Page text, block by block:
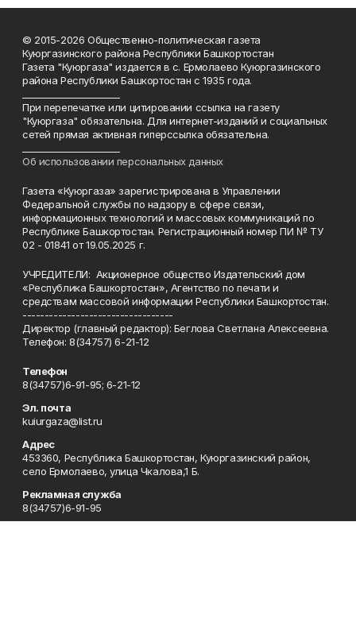
© 2015-2026 Общественно-политическая газета
Куюргазинского района Республики Башкортостан
Газета "Куюргаза" издается в с. Ермолаево Куюргазинского
района Республики Башкортостан с 1935 года.
При перепечатке или цитировании ссылка на газету
"Куюргаза" обязательна. Для интернет-изданий и социальных
сетей прямая активная гиперссылка обязательна.
Об использовании персональных данных
Газета «Куюргаза» зарегистрирована в Управлении
Федеральной службы по надзору в сфере связи,
информационных технологий и массовых коммуникаций по
Республике Башкортостан. Регистрационный номер ПИ № ТУ
02 - 01841 от 19.05.2025 г.
УЧРЕДИТЕЛИ: Акционерное общество Издательский дом
«Республика Башкортостан», Агентство по печати и
средствам массовой информации Республики Башкортостан.
----------------------------------
Директор (главный редактор): Беглова Светлана Алексеевна.
Телефон: 8(34757) 6-21-12
Телефон
8(34757)6-91-95; 6-21-12
Эл. почта
kuiurgaza@list.ru
Адрес
453360, Республика Башкортостан, Куюргазинский район,
село Ермолаево, улица Чкалова,1 Б.
Рекламная служба
8(34757)6-91-95